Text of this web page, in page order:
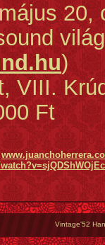
20,
)
Ft
sjQDShWOjEc
Vintage'52